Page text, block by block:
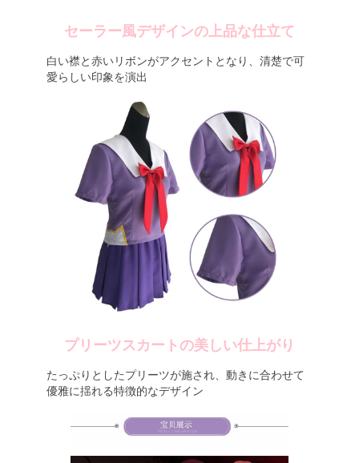
セーラー風デザインの上品な仕立て
白い襟と赤いリボンがアクセントとなり、清楚で可
愛らしい印象を演出
プリーツスカートの美しい仕上がり
たっぷりとしたプリーツが施され、動きに合わせて
優雅に揺れる特徴的なデザイン